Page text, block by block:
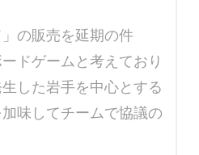
の販売を延期の件
ドゲームと考えており
した岩手を中心とする
味してチームで協議の